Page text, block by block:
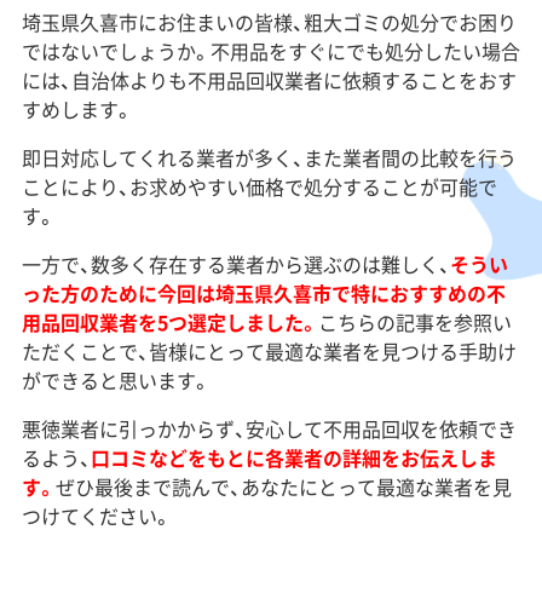
埼玉県久喜市にお住まいの皆様、粗大ゴミの処分でお困り
ではないでしょうか。不用品をすぐにでも処分したい場合
には、自治体よりも不用品回収業者に依頼することをおす
すめします。
即日対応してくれる業者が多く、また業者間の比較を行う
ことにより、お求めやすい価格で処分することが可能で
す。
一方で、数多く存在する業者から選ぶのは難しく、そうい
った方のために今回は埼玉県久喜市で特におすすめの不
用品回収業者を5つ選定しました。 こちらの記事を参照い
ただくことで、皆様にとって最適な業者を見つける手助け
ができると思います。
悪徳業者に引っかからず、安心して不用品回収を依頼でき
るよう、口コミなどをもとに各業者の詳細をお伝えしま
す。 ぜひ最後まで読んで、あなたにとって最適な業者を見
つけてください。